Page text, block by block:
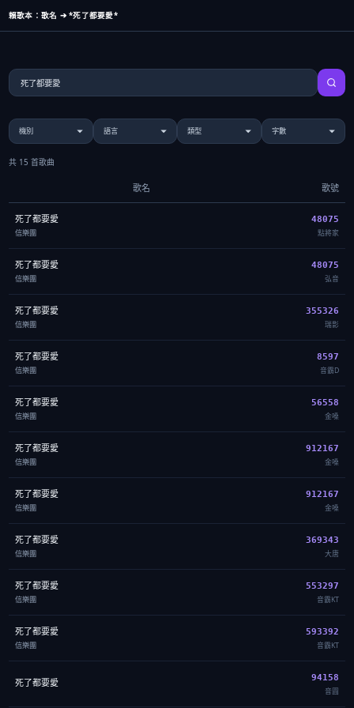
賴歌本：歌名 ➔ *死了都要愛*
共 15 首歌曲
歌名 歌號
死了都要愛
信樂團
48075
點將家
死了都要愛
信樂團
48075
弘音
死了都要愛
信樂團
355326
瑞影
死了都要愛
信樂團
8597
音霸D
死了都要愛
信樂團
56558
金嗓
死了都要愛
信樂團
912167
金嗓
死了都要愛
信樂團
912167
金嗓
死了都要愛
信樂團
369343
大唐
死了都要愛
信樂團
553297
音霸KT
死了都要愛
信樂團
593392
音霸KT
死了都要愛 94158
音圓